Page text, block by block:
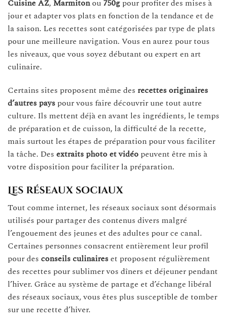
Cuisine AZ, Marmitonou750g pour profiter des mises à
jour et adapter vos plats en fonction de la tendance et de
la saison. Les recettes sont catégorisées par type de plats
pour une meilleure navigation. Vous en aurez pour tous
les niveaux, que vous soyez débutant ou expert en art
culinaire.
Certains sites proposent même des recettes originaires
d’autres pays pour vous faire découvrir une tout autre
culture. Ils mettent déjà en avant les ingrédients, le temps
de préparation et de cuisson, la difficulté de la recette,
mais surtout les étapes de préparation pour vous faciliter
la tâche. Des extraits photo et vidéo peuvent être mis à
votre disposition pour faciliter la préparation.
Les réseaux sociaux
Tout comme internet, les réseaux sociaux sont désormais
utilisés pour partager des contenus divers malgré
l’engouement des jeunes et des adultes pour ce canal.
Certaines personnes consacrent entièrement leur profil
pour des conseils culinaireset proposent régulièrement
des recettes pour sublimer vos dîners et déjeuner pendant
l’hiver. Grâce au système de partage et d’échange libéral
des réseaux sociaux, vous êtes plus susceptible de tomber
sur une recette d’hiver.